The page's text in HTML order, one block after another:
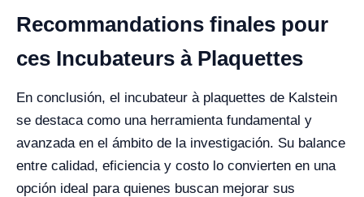
Recommandations finales pour
ces Incubateurs à Plaquettes
En conclusión, el incubateur à plaquettes de Kalstein
se destaca como una herramienta fundamental y
avanzada en el ámbito de la investigación. Su balance
entre calidad, eficiencia y costo lo convierten en una
opción ideal para quienes buscan mejorar sus